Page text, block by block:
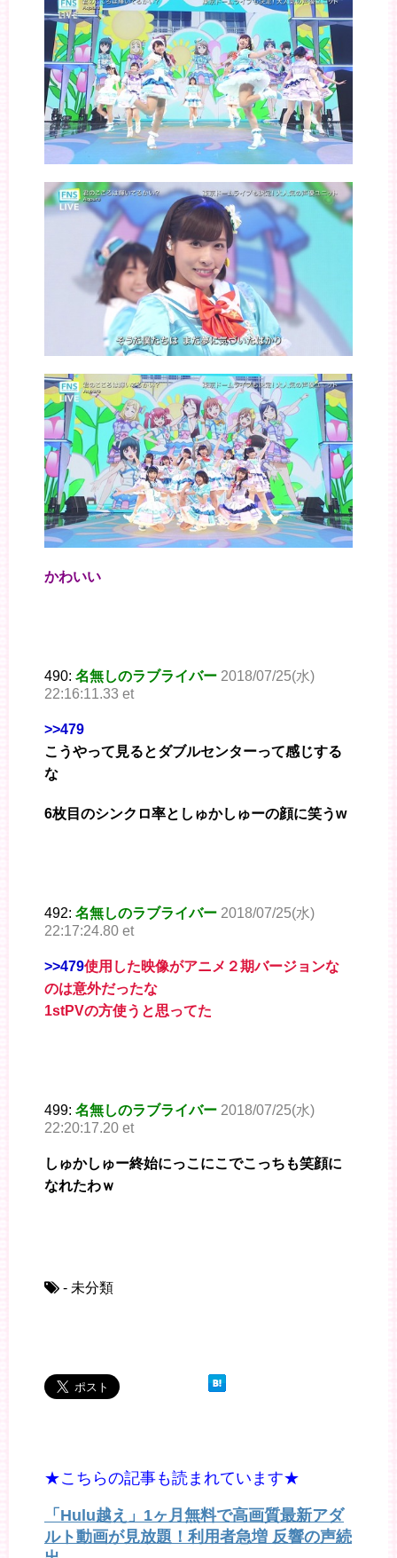
かわいい
490: 名無しのラブライバー 2018/07/25(水)
22:16:11.33 et
>>479
こうやって見るとダブルセンターって感じする
な
6枚目のシンクロ率としゅかしゅーの顔に笑うw
492: 名無しのラブライバー 2018/07/25(水)
22:17:24.80 et
>>479使用した映像がアニメ２期バージョンな
のは意外だったな
1stPVの方使うと思ってた
499: 名無しのラブライバー 2018/07/25(水)
22:20:17.20 et
しゅかしゅー終始にっこにこでこっちも笑顔に
なれたわｗ
- 未分類
★こちらの記事も読まれています★
「Hulu越え」1ヶ月無料で高画質最新アダ
ルト動画が見放題！利用者急増 反響の声続